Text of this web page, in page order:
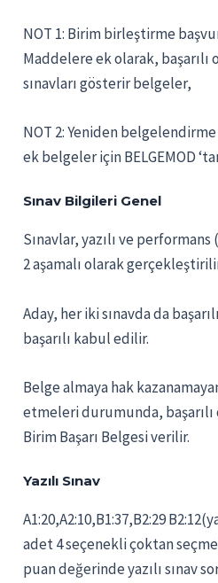
NOT 1: Birim birleştirme
Maddelere ek olarak,
sınavları gösterir belgeler,
NOT 2: Yeniden
ek belgeler için BELGEMOD
Sınav Bilgileri Genel
Sınavlar, yazılı ve
2 aşamalı olarak
Aday, her iki sınavda da
başarılı kabul edilir.
Belge almaya hak
etmeleri durumunda,
Birim Başarı Belgesi verilir.
Yazılı Sınav
A1:20,A2:10,B1:37,B2:29
adet 4 seçenekli çoktan
puan değerinde yazılı sınav